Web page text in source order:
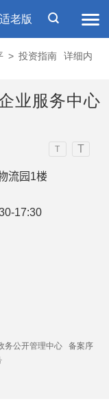
适老版
> 投资指南
详细内
业服务中心
T T
流园 1楼
-17:30
务公开管理中心 备案序